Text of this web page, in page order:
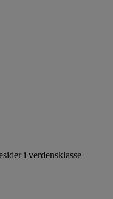
i verdensklasse